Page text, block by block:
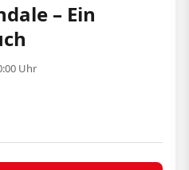
– Ein
Uhr